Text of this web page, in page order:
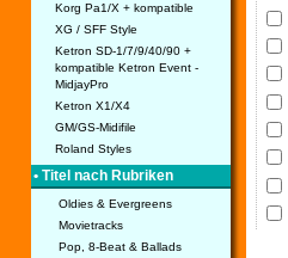
Korg Pa1/X + kompatible
XG / SFF Style
Ketron SD-1/7/9/40/90 +
kompatible Ketron Event -
MidjayPro
Ketron X1/X4
GM/GS-Midifile
Roland Styles
• Titel nach Rubriken
Oldies & Evergreens
Movietracks
Pop, 8-Beat & Ballads